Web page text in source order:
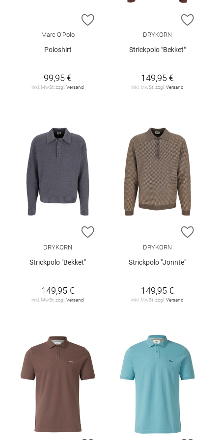
ZUR WUNSCHLISTE HINZUFÜGEN
Marc O'Polo
Poloshirt
99,95 €
inkl. MwSt. zzgl. Versand
ZUR
DRYKORN
Strickpolo "Bekket"
149,95 €
inkl. MwSt. zzgl. Versand
ZUR WUNSCHLISTE HINZUFÜGEN
DRYKORN
Strickpolo "Bekket"
149,95 €
inkl. MwSt. zzgl. Versand
ZUR
DRYKORN
Strickpolo "Jonnte"
149,95 €
inkl. MwSt. zzgl. Versand